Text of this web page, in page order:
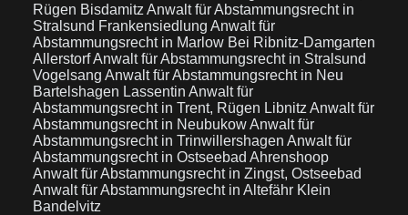
Rügen Bisdamitz Anwalt für Abstammungsrecht in
Stralsund Frankensiedlung Anwalt für
Abstammungsrecht in Marlow Bei Ribnitz-Damgarten
AllerstorfAnwalt für Abstammungsrecht in Stralsund
Vogelsang Anwalt für Abstammungsrecht in Neu
Bartelshagen Lassentin Anwalt für
Abstammungsrecht in Trent, Rügen Libnitz Anwalt für
Abstammungsrecht in NeubukowAnwalt für
Abstammungsrecht in Trinwillershagen Anwalt für
Abstammungsrecht in Ostseebad Ahrenshoop
Anwalt für Abstammungsrecht in Zingst, Ostseebad
Anwalt für Abstammungsrecht in Altefähr Klein
Bandelvitz